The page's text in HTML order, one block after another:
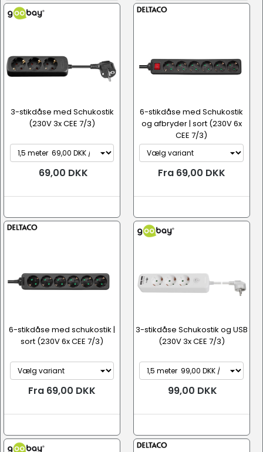
3-stikdåse med Schukostik
(230V 3x CEE 7/3)
69,00 DKK
6-stikdåse med Schukostik
og afbryder | sort (230V 6x
CEE 7/3)
Fra 69,00 DKK
6-stikdåse med schukostik |
sort (230V 6x CEE 7/3)
Fra 69,00 DKK
3-stikdåse Schukostik og USB
(230V 3x CEE 7/3)
99,00 DKK